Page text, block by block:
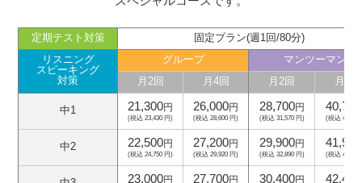
定期テスト対策
固定プラン(週1回/80分)
リスニング
スピーキング
対策
グループ
マンツーマン
月2回
月4回 月2回 月4回
中1 21,300円
(税込 23,430 円)
26,000円
(税込 28,600 円)
28,700円
(税込 31,570 円)
40,700
(税込 44,770
中2 22,500円
(税込 24,750 円)
27,200円
(税込 29,920 円)
29,900円
(税込 32,890 円)
41,900
(税込 46,090
23,000円 27,700円 30,400円 42,400